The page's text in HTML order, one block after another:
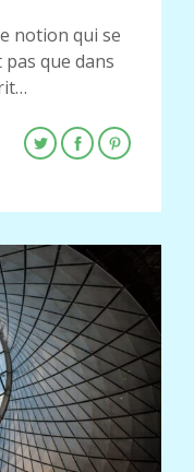
notion qui se
que dans